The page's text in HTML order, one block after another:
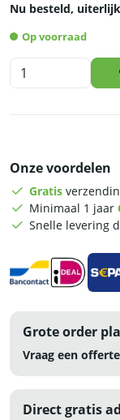
Nu besteld,
Op voorraad
HCB
Opzet
1/6
GN
67
230V
-
Onze voordelen
Gratis
Minimaal 1 jaar
Snelle levering
Grote order
Vraag een
Direct gratis